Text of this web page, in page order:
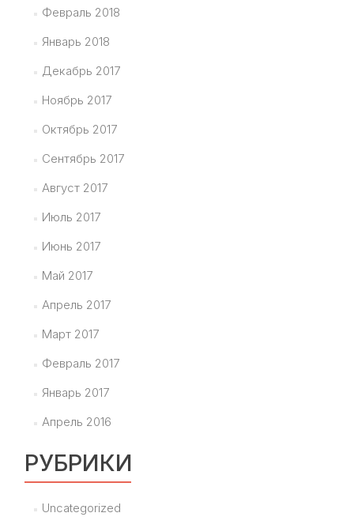
Февраль 2018
Январь 2018
Декабрь 2017
Ноябрь 2017
Октябрь 2017
Сентябрь 2017
Август 2017
Июль 2017
Июнь 2017
Май 2017
Апрель 2017
Март 2017
Февраль 2017
Январь 2017
Апрель 2016
РУБРИКИ
Uncategorized